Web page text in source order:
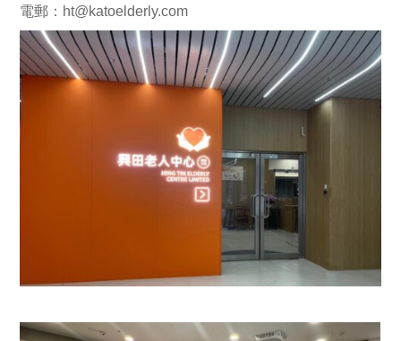
電郵： ht@katoelderly.com